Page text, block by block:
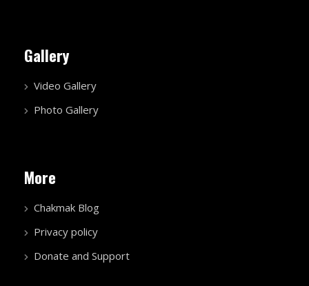
Gallery
Video Gallery
Photo Gallery
More
Chakmak Blog
Privacy policy
Donate and Support